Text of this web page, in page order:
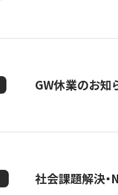
GW休業のお知
社会課題解決・